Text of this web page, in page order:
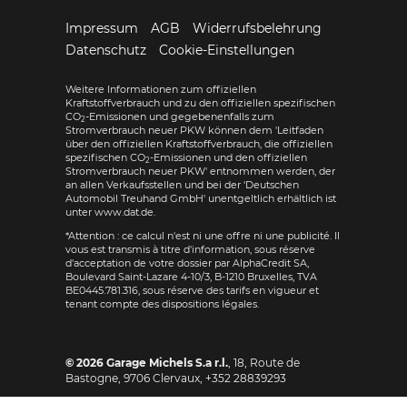
Impressum AGB
Widerrufsbelehrung
Datenschutz
Cookie-Einstellungen
Weitere Informationen zum offiziellen
Kraftstoffverbrauch und zu den offiziellen spezifischen
CO2-Emissionen und gegebenenfalls zum
Stromverbrauch neuer PKW können dem 'Leitfaden
über den offiziellen Kraftstoffverbrauch, die offiziellen
spezifischen CO2-Emissionen und den offiziellen
Stromverbrauch neuer PKW' entnommen werden, der
an allen Verkaufsstellen und bei der 'Deutschen
Automobil Treuhand GmbH' unentgeltlich erhältlich ist
unter www.dat.de.
*Attention : ce calcul n'est ni une offre ni une publicité. Il
vous est transmis à titre d'information, sous réserve
d'acceptation de votre dossier par AlphaCredit SA,
Boulevard Saint-Lazare 4-10/3, B-1210 Bruxelles, TVA
BE0445.781.316, sous réserve des tarifs en vigueur et
tenant compte des dispositions légales.
© 2026 Garage Michels S.a r.l., 18, Route de
Bastogne, 9706 Clervaux, +352 28839293